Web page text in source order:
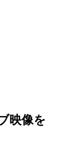
映像を